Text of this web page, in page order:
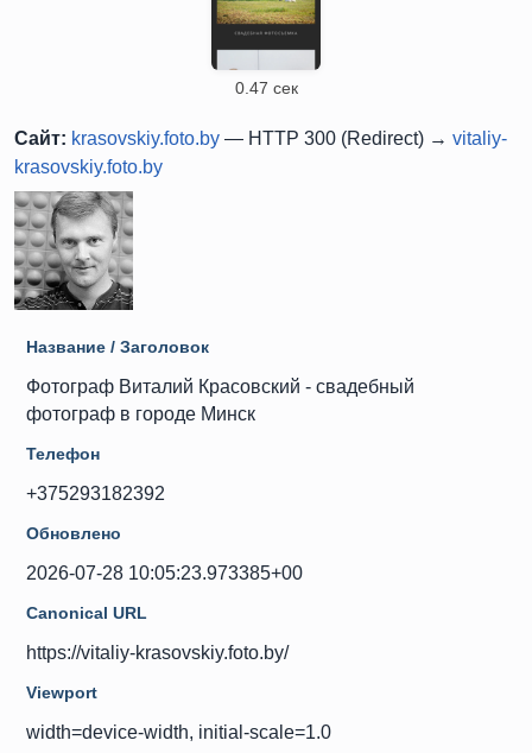
0.47 сек
Сайт: krasovskiy.foto.by — HTTP 300 (Redirect) → vitaliy-
krasovskiy.foto.by
Название / Заголовок
Фотограф Виталий Красовский - свадебный
фотограф в городе Минск
Телефон
+375293182392
Обновлено
2026-07-28 10:05:23.973385+00
Canonical URL
https://vitaliy-krasovskiy.foto.by/
Viewport
width=device-width, initial-scale=1.0